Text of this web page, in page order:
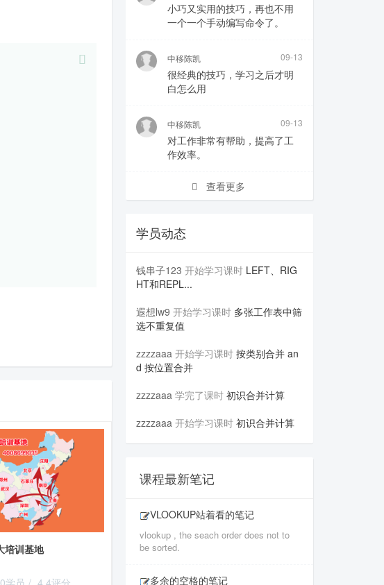
培训基地
学员 / 4.4评分
小巧又实用的技巧，再也不用
一个一个手动编写命令了。
中移陈凯 09-13
很经典的技巧，学习之后才明
白怎么用
中移陈凯 09-13
对工作非常有帮助，提高了工
作效率。
查看更多
学员动态
钱串子123 开始学习课时 LEFT、RIG
HT和REPL...
遐想lw9 开始学习课时 多张工作表中筛
选不重复值
zzzzaaa 开始学习课时 按类别合并 an
d 按位置合并
zzzzaaa 学完了课时 初识合并计算
zzzzaaa 开始学习课时 初识合并计算
课程最新笔记
VLOOKUP站着看的笔记
vlookup , the seach order does not to
be sorted.
多余的空格的笔记